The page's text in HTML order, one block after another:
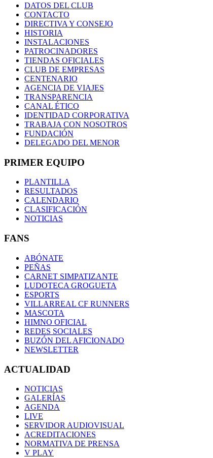
DATOS DEL CLUB
CONTACTO
DIRECTIVA Y CONSEJO
HISTORIA
INSTALACIONES
PATROCINADORES
TIENDAS OFICIALES
CLUB DE EMPRESAS
CENTENARIO
AGENCIA DE VIAJES
TRANSPARENCIA
CANAL ÉTICO
IDENTIDAD CORPORATIVA
TRABAJA CON NOSOTROS
FUNDACIÓN
DELEGADO DEL MENOR
PRIMER EQUIPO
PLANTILLA
RESULTADOS
CALENDARIO
CLASIFICACIÓN
NOTICIAS
FANS
ABÓNATE
PEÑAS
CARNET SIMPATIZANTE
LUDOTECA GROGUETA
ESPORTS
VILLARREAL CF RUNNERS
MASCOTA
HIMNO OFICIAL
REDES SOCIALES
BUZÓN DEL AFICIONADO
NEWSLETTER
ACTUALIDAD
NOTICIAS
GALERÍAS
AGENDA
LIVE
SERVIDOR AUDIOVISUAL
ACREDITACIONES
NORMATIVA DE PRENSA
V PLAY